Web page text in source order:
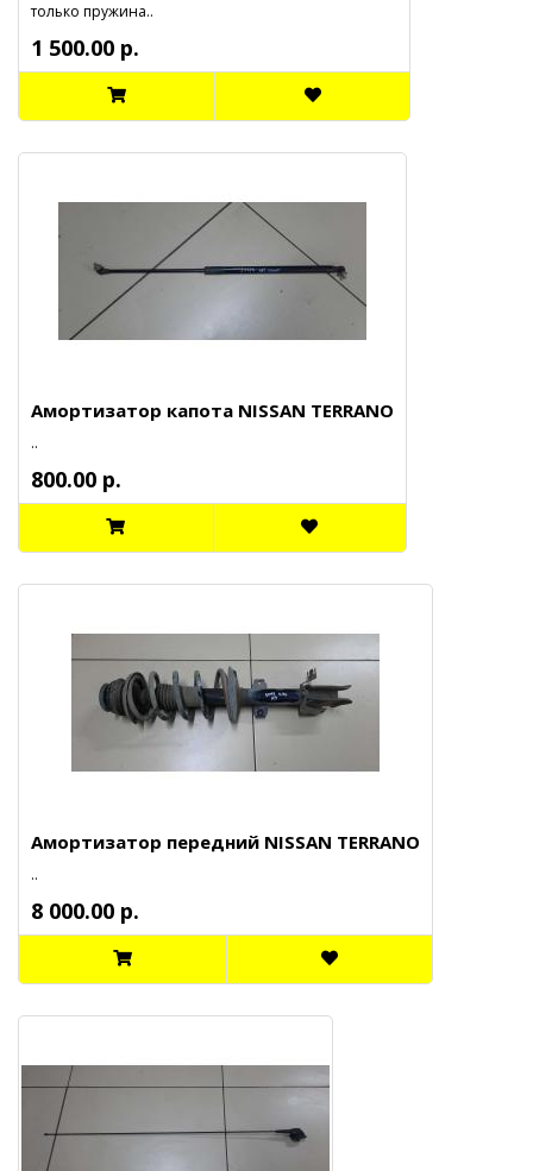
только пружина..
1 500.00 р.
Амортизатор капота NISSAN TERRANO
..
800.00 р.
Амортизатор передний NISSAN TERRANO
..
8 000.00 р.